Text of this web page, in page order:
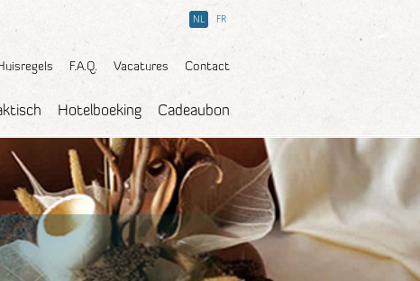
NL FR
F.A.Q. Vacatures Contact
Hotelboeking Cadeaubon